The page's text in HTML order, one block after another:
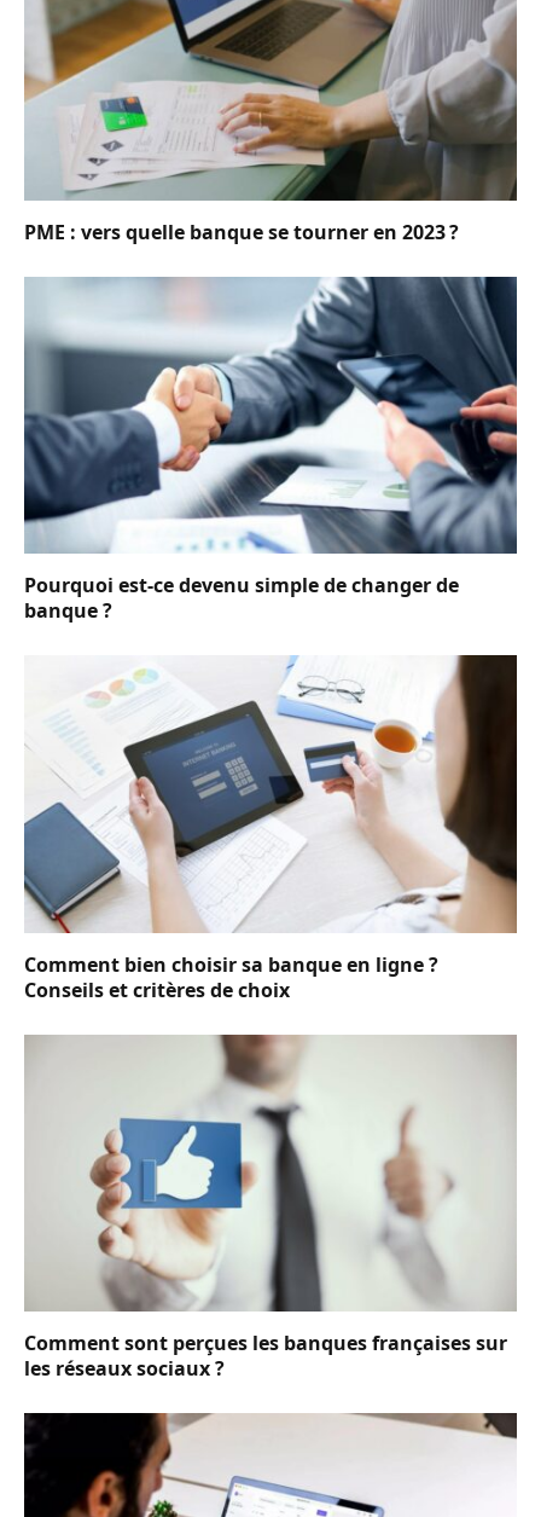
PME : vers quelle banque se tourner en 2023 ?
Pourquoi est-ce devenu simple de changer de
banque ?
Comment bien choisir sa banque en ligne ?
Conseils et critères de choix
Comment sont perçues les banques françaises sur
les réseaux sociaux ?